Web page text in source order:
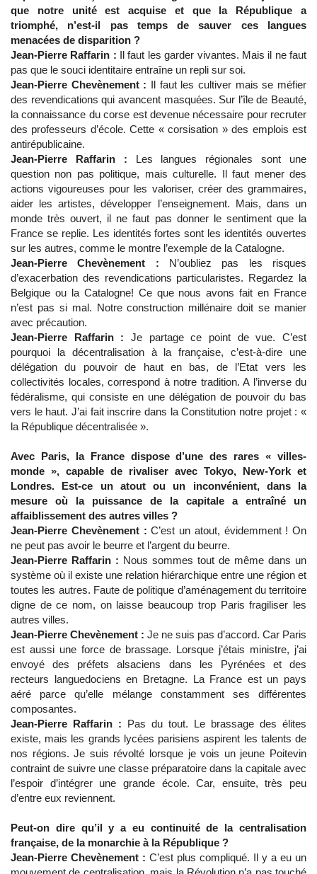
que notre unité est acquise et que la République a
triomphé, n’est-il pas temps de sauver ces langues
menacées de disparition ?
Jean-Pierre Raffarin : Il faut les garder vivantes. Mais il ne faut
pas que le souci identitaire entraîne un repli sur soi.
Jean-Pierre Chevènement : Il faut les cultiver mais se méfier
des revendications qui avancent masquées. Sur l’île de Beauté,
la connaissance du corse est devenue nécessaire pour recruter
des professeurs d’école. Cette « corsisation » des emplois est
antirépublicaine.
Jean-Pierre Raffarin : Les langues régionales sont une
question non pas politique, mais culturelle. Il faut mener des
actions vigoureuses pour les valoriser, créer des grammaires,
aider les artistes, développer l’enseignement. Mais, dans un
monde très ouvert, il ne faut pas donner le sentiment que la
France se replie. Les identités fortes sont les identités ouvertes
sur les autres, comme le montre l’exemple de la Catalogne.
Jean-Pierre Chevènement : N’oubliez pas les risques
d’exacerbation des revendications particularistes. Regardez la
Belgique ou la Catalogne! Ce que nous avons fait en France
n’est pas si mal. Notre construction millénaire doit se manier
avec précaution.
Jean-Pierre Raffarin : Je partage ce point de vue. C’est
pourquoi la décentralisation à la française, c’est-à-dire une
délégation du pouvoir de haut en bas, de l’Etat vers les
collectivités locales, correspond à notre tradition. A l’inverse du
fédéralisme, qui consiste en une délégation de pouvoir du bas
vers le haut. J’ai fait inscrire dans la Constitution notre projet : «
la République décentralisée ».
Avec Paris, la France dispose d’une des rares « villes-
monde », capable de rivaliser avec Tokyo, New-York et
Londres. Est-ce un atout ou un inconvénient, dans la
mesure où la puissance de la capitale a entraîné un
affaiblissement des autres villes ?
Jean-Pierre Chevènement : C’est un atout, évidemment ! On
ne peut pas avoir le beurre et l’argent du beurre.
Jean-Pierre Raffarin : Nous sommes tout de même dans un
système où il existe une relation hiérarchique entre une région et
toutes les autres. Faute de politique d’aménagement du territoire
digne de ce nom, on laisse beaucoup trop Paris fragiliser les
autres villes.
Jean-Pierre Chevènement : Je ne suis pas d’accord. Car Paris
est aussi une force de brassage. Lorsque j’étais ministre, j’ai
envoyé des préfets alsaciens dans les Pyrénées et des
recteurs languedociens en Bretagne. La France est un pays
aéré parce qu’elle mélange constamment ses différentes
composantes.
Jean-Pierre Raffarin : Pas du tout. Le brassage des élites
existe, mais les grands lycées parisiens aspirent les talents de
nos régions. Je suis révolté lorsque je vois un jeune Poitevin
contraint de suivre une classe préparatoire dans la capitale avec
l’espoir d’intégrer une grande école. Car, ensuite, très peu
d’entre eux reviennent.
Peut-on dire qu’il y a eu continuité de la centralisation
française, de la monarchie à la République ?
Jean-Pierre Chevènement : C’est plus compliqué. Il y a eu un